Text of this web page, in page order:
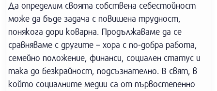
Да определим своята собствена себестойност
може да бъде задача с повишена трудност,
понякога дори коварна. Продължаваме да се
сравняваме с другите – хора с по-добра работа,
семейно положение, финанси, социален статус и
така до безкрайност, подсъзнателно. В свят, в
който социалните медии са от първостепенно